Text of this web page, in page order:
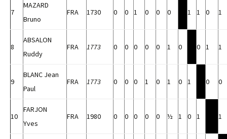
7
MAZARD
Bruno
FRA 1730 0 0 1 0 0 0 1 1 0 1
8
ABSALON
Ruddy
FRA 1773 0 0 0 0 0 1 0 0 1 1
9
BLANC Jean
Paul
FRA 1773 0 0 0 1 0 1 0 1 0 0
10
FARJON
Yves
FRA 1980 0 0 0 0 0 ½ 1 0 1 1